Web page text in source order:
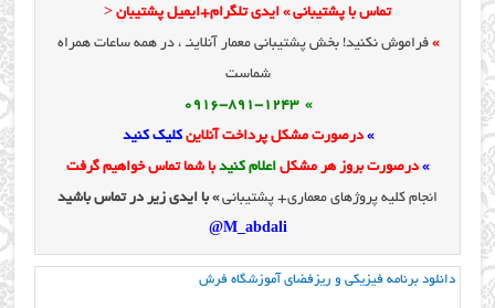
تماس با پشتیبانی » ایدی تلگرام+ایمیل پشتیبان <
» فراموش نکنید! بخش پشتیبانی معمار آنلاینـ ، در همه ساعات همراه
شماست
» 0916-891-1243
» درصورت مشکل پرداخت آنلاینکلیک کنید
» درصورت بروز هر مشکل اعلام کنیدبا شما تماس خواهیم گرفت
انجام کلیه پروژهای معماری+ پشتیبانی» با ایدی زیر در تماس باشید
M_abdali@
دانلود برنامه فیزیکی و ریزفضای آموزشگاه فرش